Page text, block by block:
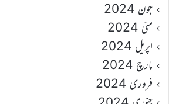
جون 2024
مئی 2024
اپریل 2024
مارچ 2024
فروری 2024